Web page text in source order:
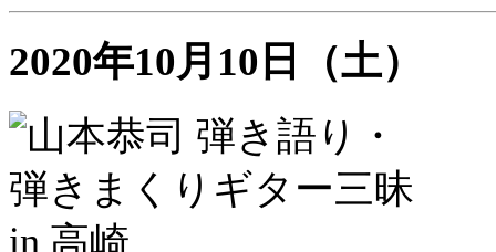
2020年10月10日（土）